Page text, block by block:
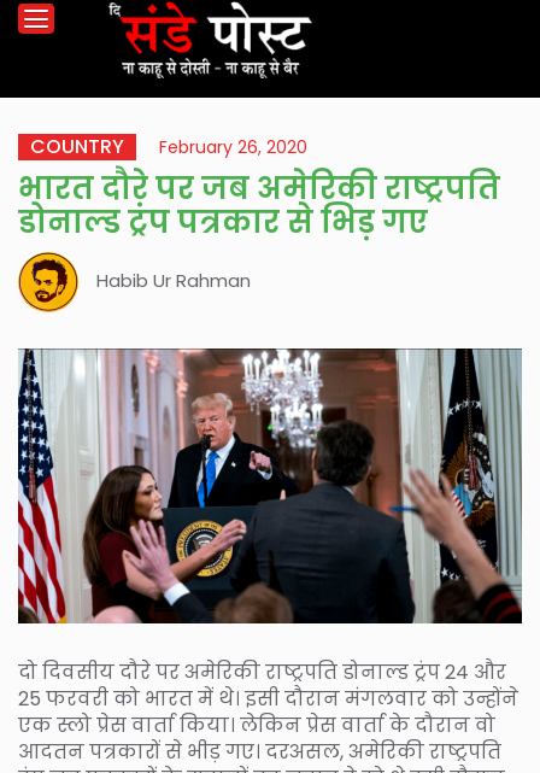
COUNTRY February 26, 2020
भारत दौरे पर जब अमेरिकी राष्ट्रपति
डोनाल्ड ट्रंप पत्रकार से भिड़ गए
Habib Ur Rahman
दो दिवसीय दौरे पर अमेरिकी राष्ट्रपति डोनाल्ड ट्रंप 24 और
25 फरवरी को भारत में थे। इसी दौरान मंगलवार को उन्होंने
एक स्लो प्रेस वार्ता किया। लेकिन प्रेस वार्ता के दौरान वो
आदतन पत्रकारों से भीड़ गए। दरअसल, अमेरिकी राष्ट्रपति